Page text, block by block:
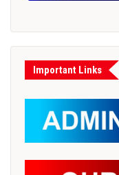
Important Links